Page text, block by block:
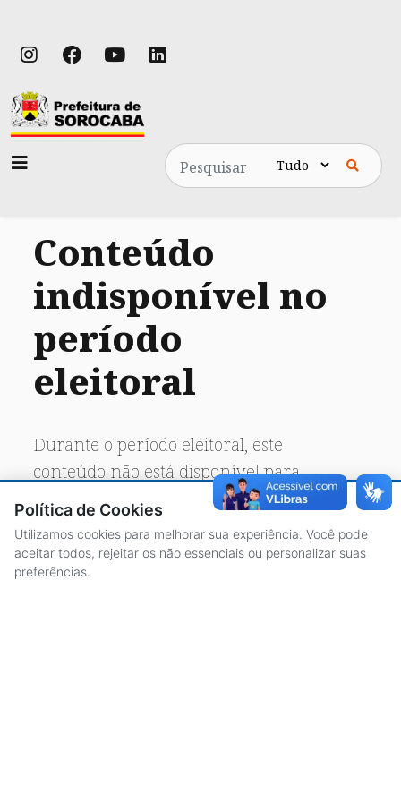
Pesquisa
Conteúdo
indisponível no
período
eleitoral
Durante o período eleitoral, este
conteúdo não está disponível para
acesso público.
Política de Cookies
Utilizamos cookies para melhorar sua experiência. Você pode
aceitar todos, rejeitar os não essenciais ou personalizar suas
preferências.